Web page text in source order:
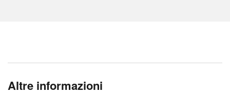
Altre informazioni